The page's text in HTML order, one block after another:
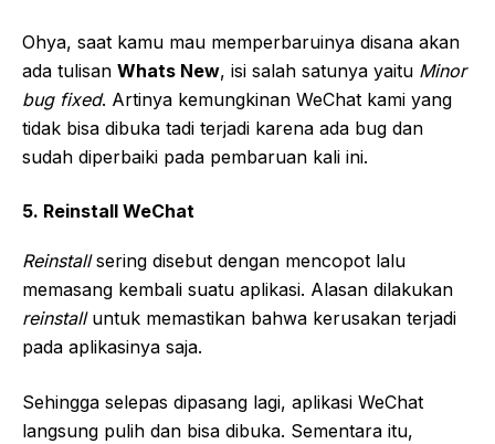
Ohya, saat kamu mau memperbaruinya disana akan
ada tulisan Whats New, isi salah satunya yaitu Minor
bug fixed. Artinya kemungkinan WeChat kami yang
tidak bisa dibuka tadi terjadi karena ada bug dan
sudah diperbaiki pada pembaruan kali ini.
5. Reinstall WeChat
Reinstallsering disebut dengan mencopot lalu
memasang kembali suatu aplikasi. Alasan dilakukan
reinstalluntuk memastikan bahwa kerusakan terjadi
pada aplikasinya saja.
Sehingga selepas dipasang lagi, aplikasi WeChat
langsung pulih dan bisa dibuka. Sementara itu,